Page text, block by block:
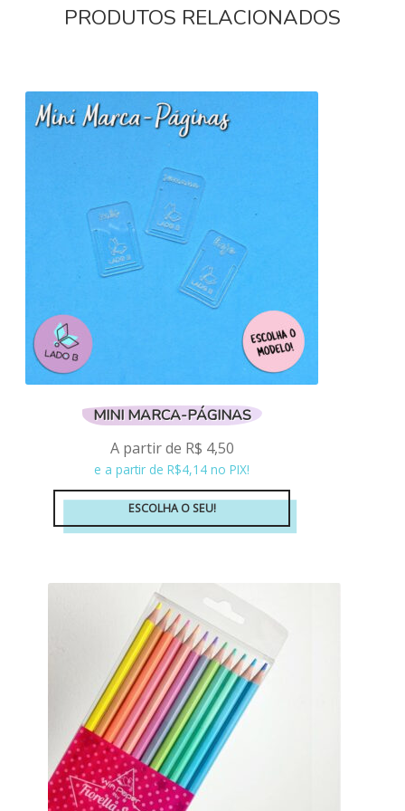
PRODUTOS RELACIONADOS
MINI MARCA-PÁGINAS
A partir de R$ 4,50
e a partir de R$4,14 no PIX!
ESCOLHA O SEU!
Este
várias
variantes.
As
opções
podem
ser
escolhidas
na
página
do
produto